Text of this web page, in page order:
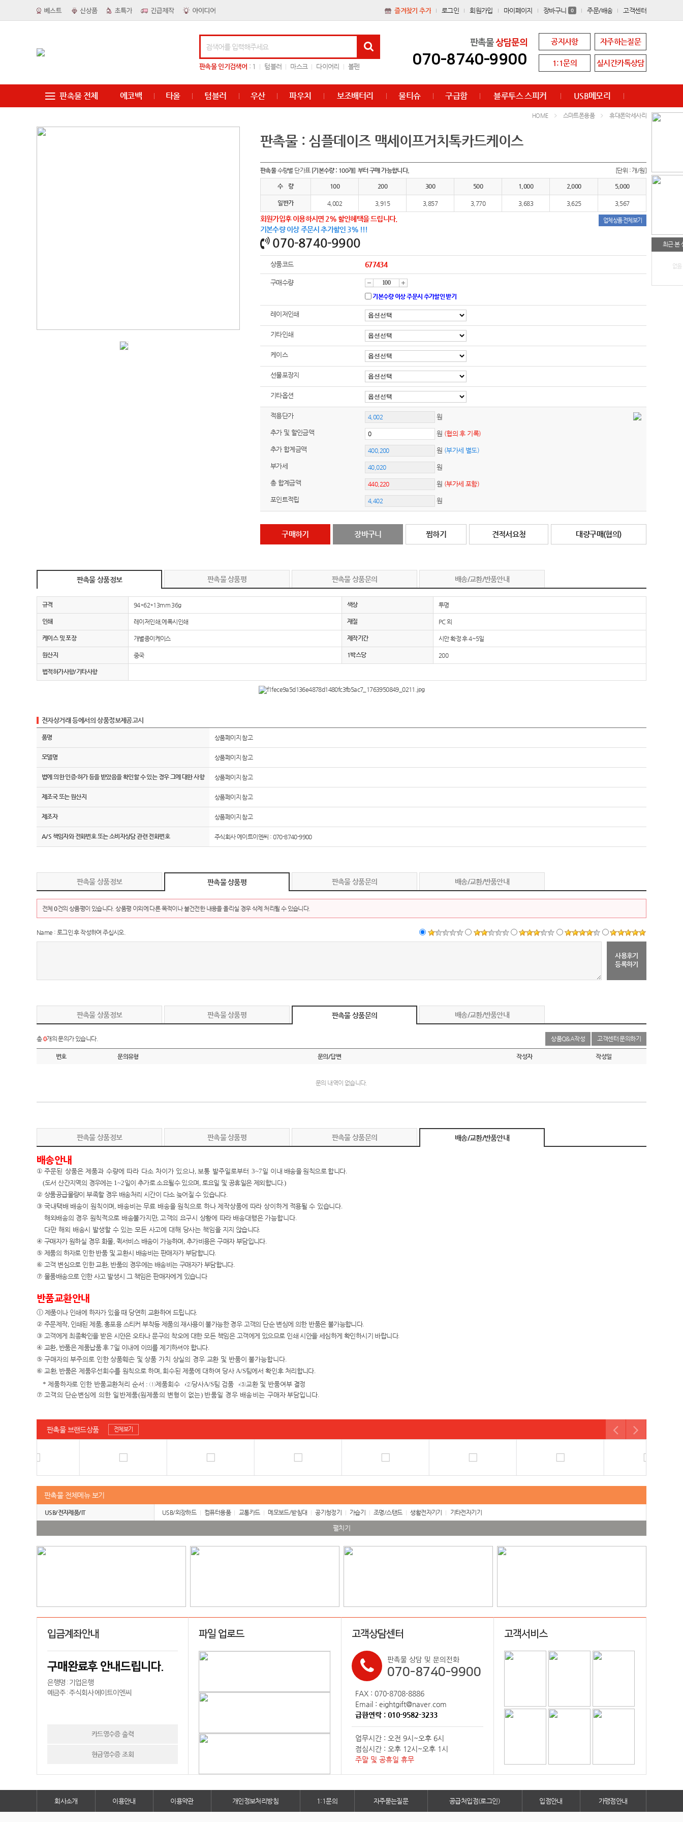
즐겨찾기 추가 로그인 회원가입 마이페이지 장바구니 0 주문/배송 고객센터
판촉물인기검색어 : 1 텀블러 마스크 다이어리 볼펜
판촉물상담문의
070-8740-9900
공지사항 자주하는질문
1:1문의 실시간카톡상담
판촉물 전체 에코백 타올 텀블러 우산 파우치 보조배터리 물티슈 구급함 블루투스 스피커 USB메모리
최근 본
없음
HOME 스마트폰용품 휴대폰악세사리
판촉물 : 심플데이즈 맥세이프거치톡카드케이스
판촉물수량별 단가표 [기본수량 : 100개] 부터 구매 가능합니다. [단위 : 개/원]
수 량 100 200 300 500 1,000 2,000 5,000
일반가 4,002 3,915 3,857 3,770 3,683 3,625 3,567
회원가입후 이용하시면 2% 할인혜택을 드립니다.
기본수량 이상 주문시 추가할인 3% !!!
070-8740-9900
업체상품 전체보기
상품코드 677434
구매수량
감
소
증
가
기본수량 이상 주문시 추가할인 받기
레이저인쇄
기타인쇄
케이스
선물포장지
기타옵션
적용단가 원
추가 및 할인금액 원 (협의 후 기록)
추가 합계금액 원 (부가세 별도)
부가세 원
총 합계금액 원 (부가세 포함)
포인트적립 원
구매하기 장바구니 찜하기 견적서요청 대량구매(협의)
판촉물 상품정보 판촉물 상품평 판촉물 상품문의 배송/교환/반품안내
규격 94*62*13mm 36g 색상 투명
인쇄 레이저인쇄,에폭시인쇄 재질 PC 외
케이스 및 포장 개별종이케이스 제작기간 시안 확정 후 4~5일
원산지 중국 1박스당 200
법적허가사항/기타사항
전자상거래 등에서의 상품정보제공고시
품명 상품페이지 참고
모델명 상품페이지 참고
법에 의한 인증·허가 등을 받았음을 확인할 수 있는 경우 그에 대한 사항 상품페이지 참고
제조국 또는 원산지 상품페이지 참고
제조자 상품페이지 참고
A/S 책임자와 전화번호 또는 소비자상담 관련 전화번호 주식회사 에이트이엔씨 : 070-8740-9900
판촉물 상품정보 판촉물 상품평 판촉물 상품문의 배송/교환/반품안내
전체0건의 상품평이 있습니다. 상품평 이외에 다른 목적이나 불건전한 내용을 올리실 경우 삭제 처리될 수 있습니다.
Name : 로그인 후 작성하여 주십시오.
사용후기
등록하기
판촉물 상품정보 판촉물 상품평 판촉물 상품문의 배송/교환/반품안내
총0개의 문의가 있습니다. 상품Q&A작성 고객센터 문의하기
번호 문의유형 문의/답변 작성자 작성일
문의 내역이 없습니다.
판촉물 상품정보 판촉물 상품평 판촉물 상품문의 배송/교환/반품안내
배송안내
① 주문된 상품은 제품과 수량에 따라 다소 차이가 있으나,보통 발주일로부터 3~7일 이내 배송을 원칙으로 합니다.
(도서 산간지역의 경우에는 1~2일이 추가로 소요될수 있으며, 토요일 및 공휴일은 제외합니다.)
② 상품공급물량이 부족할 경우 배송처리 시간이 다소 늦어질 수 있습니다.
③ 국내택배 배송이 원칙이며, 배송비는 무료 배송을 원칙으로 하나 제작상품에 따라 상이하게 적용될 수 있습니다.
해외배송의 경우 원칙적으로 배송불가지만, 고객의 요구시 상황에 따라 배송대행은 가능합니다.
다만 해외 배송시 발생할 수 있는 모든 사고에 대해 당사는 책임을 지지 않습니다.
④ 구매자가 원하실 경우 화물, 퀵서비스 배송이 가능하며, 추가비용은 구매자 부담입니다.
⑤ 제품의 하자로 인한 반품 및 교환시 배송비는 판매자가 부담합니다.
⑥ 고객 변심으로 인한 교환, 반품의 경우에는 배송비는 구매자가 부담합니다.
⑦ 물품배송으로 인한 사고 발생시 그 책임은 판매자에게 있습니다
반품교환안내
ⓛ 제품이나 인쇄에 하자가 있을 때 당연히 교환하여 드립니다.
② 주문제작, 인쇄된 제품,홍포용 스티커 부착등 제품의 재사용이 불가능한 경우 고객의 단순 변심에 의한 반품은 불가능합니다.
③ 고객에게 최종확인을 받은 시안은 오타나 문구의 착오에 대한 모든 책임은 고객에게 있으므로 인쇄 시안을 세심하게 확인하시기 바랍니다.
④ 교환, 반품은 제품납품 후7일 이내에 이의를 제기하셔야 합니다.
⑤ 구매자의 부주의로 인한 상품훼손 및 상품 가치 상실의 경우 교환 및 반품이 불가능합니다.
⑥ 교환, 반품은 제품우선회수를 원칙으로 하며,회수된 제품에 대하여 당사A/S팀에서 확인후 처리합니다.
* 제품하자로 인한 반품교환처리 순서 :①제품회수→②당사A/S팀 검품 →③교환 및 반품여부 결정
⑦ 고객의 단순변심에 의한 일반제품(원제품의 변형이 없는) 반품일 경우 배송비는 구매자 부담입니다.
판촉물 브랜드상품 전체보기
판촉물 전체메뉴 보기
USB/전자제품/IT USB/외장하드 컴퓨터용품 교통카드 메모보드/받침대 공기청정기 가습기 조명/스탠드 생활전자기기 기타전자기기
펼치기
입금계좌안내
구매완료후 안내드립니다.
은행명 : 기업은행
예금주 : 주식회사 에이트이엔씨
카드영수증 출력
현금영수증 조회
파일 업로드 고객상담센터
판촉물 상담 및 문의전화
070-8740-9900
FAX : 070-8708-8886
Email : eightgift@naver.com
급한연락 : 010-9582-3233
업무시간 : 오전 9시~오후 6시
점심시간 : 오후 12시~오후 1시
주말 및 공휴일 휴무
고객서비스
회사소개 이용안내 이용약관 개인정보처리방침 1:1문의 자주묻는질문 공급처입점(로그인) 입점안내 가맹점안내